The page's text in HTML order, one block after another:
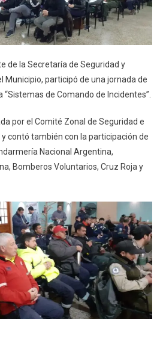
De
Incidentes
de la Secretaría de Seguridad y
Municipio, participó de una jornada de
de Comando de Incidentes”.
por el Comité Zonal de Seguridad e
contó también con la participación de
Nacional Argentina,
Bomberos Voluntarios, Cruz Roja y